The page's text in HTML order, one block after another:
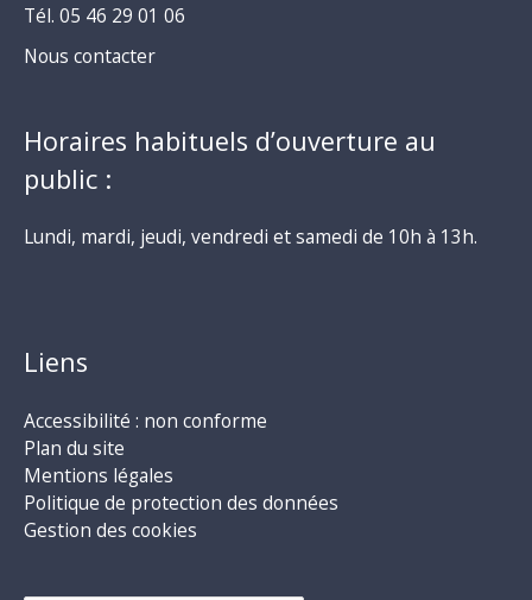
Tél. 05 46 29 01 06
Nous contacter
Horaires habituels d’ouverture au
public :
Lundi, mardi, jeudi, vendredi et samedi de 10h à 13h.
Liens
Accessibilité : non conforme
Plan du site
Mentions légales
Politique de protection des données
Gestion des cookies